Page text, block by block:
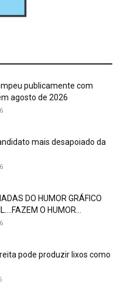
publicamente com
agosto de 2026
mais desapoiado da
DO HUMOR GRÁFICO
O HUMOR...
pode produzir lixos como